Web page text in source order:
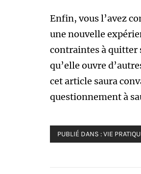
Enfin, vous l’avez
une nouvelle
contraintes à quitter
qu’elle ouvre
cet article saura
questionnement à
PUBLIÉ DANS :VIE